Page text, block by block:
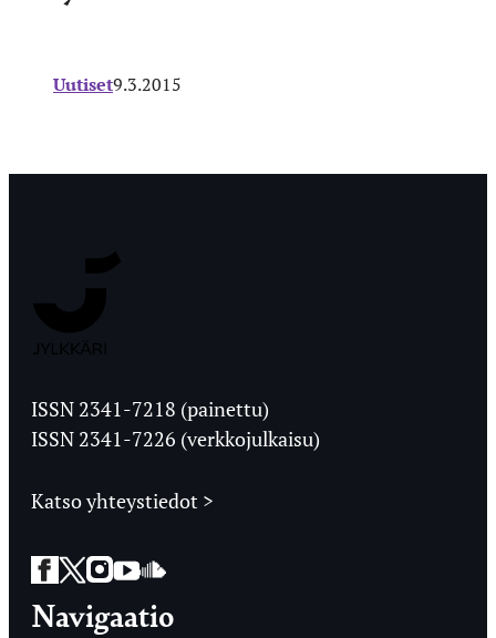
Uutiset9.3.2015
Ylioppilaslehti
ISSN 2341-7218 (painettu)
ISSN 2341-7226 (verkkojulkaisu)
Katso yhteystiedot >
Facebook
Twitter
Instagram
YouTube
SoundCloud
Navigaatio